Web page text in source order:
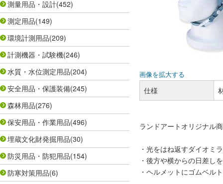
測量用品・設計(452)
測定用品(149)
環境計測用品(209)
計測機器・試験機(246)
水質・水位測定用品(204)
安全用品・保護装備(245)
森林用品(276)
保安用品・作業用品(496)
埋蔵文化財発掘用品(30)
防災用品・防犯用品(154)
防寒対策用品(6)
画像を拡大する
仕様
ランドアートオリジナル
・光をはね返すダイオミ
・後方や横からの日差し
・ヘルメットにゴムベル